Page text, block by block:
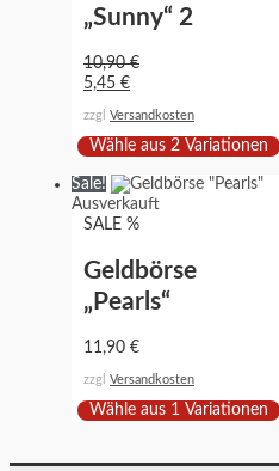
„Sunny“ 2
10,90€
5,45 €
zzgl Versandkosten
Wähle aus 2 Variationen
Sale!
Ausverkauft
SALE %
Geldbörse
„Pearls“
11,90 €
zzgl Versandkosten
Wähle aus 1 Variationen